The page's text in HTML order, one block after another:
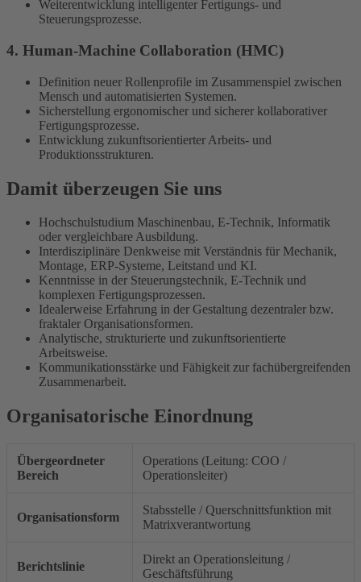
Weiterentwicklung intelligenter Fertigungs- und
Steuerungsprozesse.
4. Human-Machine Collaboration (HMC)
Definition neuer Rollenprofile im Zusammenspiel zwischen
Mensch und automatisierten Systemen.
Sicherstellung ergonomischer und sicherer kollaborativer
Fertigungsprozesse.
Entwicklung zukunftsorientierter Arbeits- und
Produktionsstrukturen.
Damit überzeugen Sie uns
Hochschulstudium Maschinenbau, E-Technik, Informatik
oder vergleichbare Ausbildung.
Interdisziplinäre Denkweise mit Verständnis für Mechanik,
Montage, ERP-Systeme, Leitstand und KI.
Kenntnisse in der Steuerungstechnik, E-Technik und
komplexen Fertigungsprozessen.
Idealerweise Erfahrung in der Gestaltung dezentraler bzw.
fraktaler Organisationsformen.
Analytische, strukturierte und zukunftsorientierte
Arbeitsweise.
Kommunikationsstärke und Fähigkeit zur fachübergreifenden
Zusammenarbeit.
Organisatorische Einordnung
Übergeordneter
Bereich
Operations (Leitung: COO /
Operationsleiter)
Organisationsform
Stabsstelle / Querschnittsfunktion mit
Matrixverantwortung
Berichtslinie
Direkt an Operationsleitung /
Geschäftsführung